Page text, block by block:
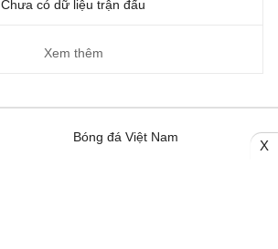
Chưa có dữ liệu trận đấu
Xem thêm
Bóng đá Việt Nam
X